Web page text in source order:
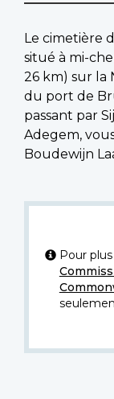
Le cimetière
situé à mi-
26 km) sur la
du port de
passant par
Adegem,
Boudewijn
Pour